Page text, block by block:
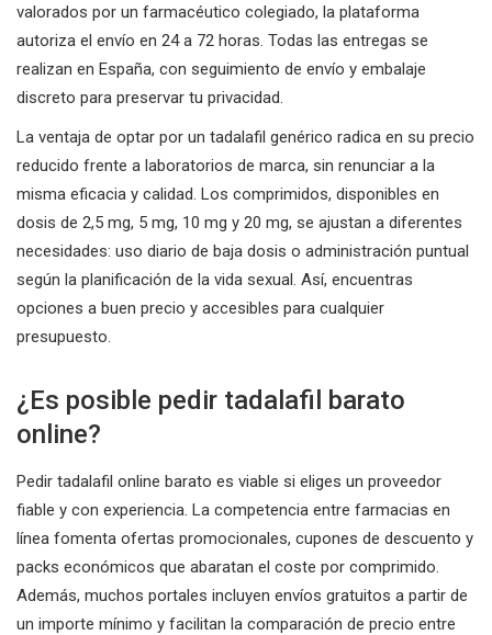
valorados por un farmacéutico colegiado, la plataforma
autoriza el envío en 24 a 72 horas. Todas las entregas se
realizan en España, con seguimiento de envío y embalaje
discreto para preservar tu privacidad.
La ventaja de optar por un tadalafil genérico radica en su precio
reducido frente a laboratorios de marca, sin renunciar a la
misma eficacia y calidad. Los comprimidos, disponibles en
dosis de 2,5 mg, 5 mg, 10 mg y 20 mg, se ajustan a diferentes
necesidades: uso diario de baja dosis o administración puntual
según la planificación de la vida sexual. Así, encuentras
opciones a buen precio y accesibles para cualquier
presupuesto.
¿Es posible pedir tadalafil barato
online?
Pedir tadalafil online barato es viable si eliges un proveedor
fiable y con experiencia. La competencia entre farmacias en
línea fomenta ofertas promocionales, cupones de descuento y
packs económicos que abaratan el coste por comprimido.
Además, muchos portales incluyen envíos gratuitos a partir de
un importe mínimo y facilitan la comparación de precio entre